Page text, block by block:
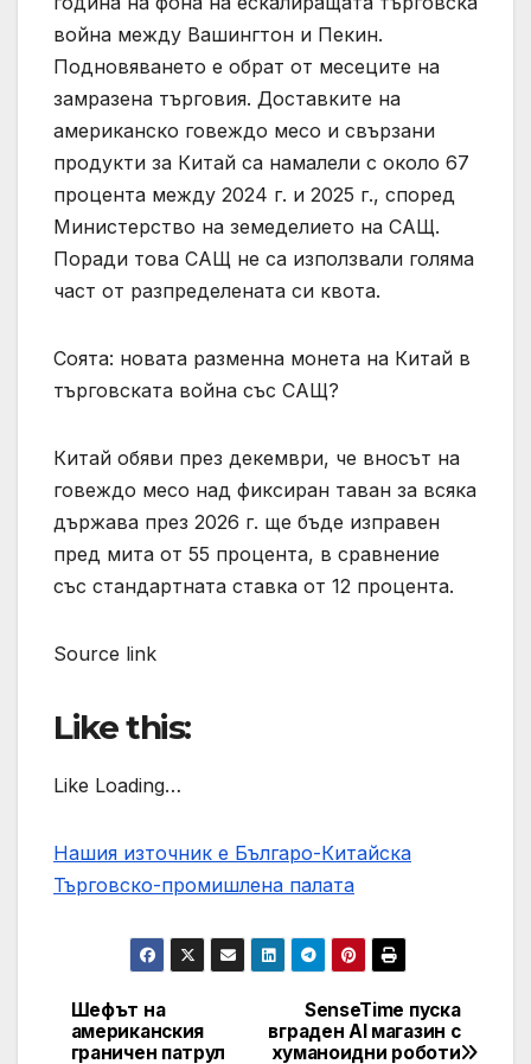
война между Вашингтон и Пекин.
Подновяването е обрат от месеците на
замразена търговия. Доставките на
американско говеждо месо и свързани
продукти за Китай са намалели с около 67
процента между 2024 г. и 2025 г., според
Министерство на земеделието на САЩ.
Поради това САЩ не са използвали голяма
част от разпределената си квота.
Соята: новата разменна монета на Китай в
търговската война със САЩ?
Китай обяви през декември, че вносът на
говеждо месо над фиксиран таван за всяка
държава през 2026 г. ще бъде изправен
пред мита от 55 процента, в сравнение
със стандартната ставка от 12 процента.
Source link
Like this:
Like Loading…
Нашия източник е Българо-Китайска
Търговско-промишлена палaта
Post
SenseTime пуска
вграден AI магазин с
хуманоидни роботи
Шефът на
американския
граничен патрул